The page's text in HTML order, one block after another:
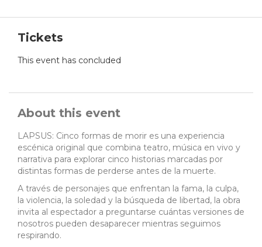
Tickets
This event has concluded
About this event
LAPSUS: Cinco formas de morir es una experiencia
escénica original que combina teatro, música en vivo y
narrativa para explorar cinco historias marcadas por
distintas formas de perderse antes de la muerte.
A través de personajes que enfrentan la fama, la culpa,
la violencia, la soledad y la búsqueda de libertad, la obra
invita al espectador a preguntarse cuántas versiones de
nosotros pueden desaparecer mientras seguimos
respirando.